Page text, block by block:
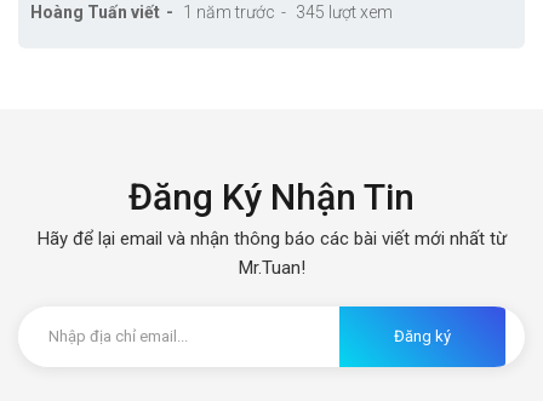
Hoàng Tuấn viết 1 năm trước 345 lượt xem
Đăng Ký Nhận Tin
Hãy để lại email và nhận thông báo các bài viết mới nhất từ
Mr.Tuan!
Đăng ký